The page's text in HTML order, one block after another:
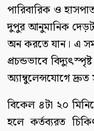
পারিবারিক ও
দুপুর আনুমানিক
অন করতে যান। এ
প্রচন্ডভাবে
অ্যাম্বুলেন্সযোগে
বিকেল ৪টা ২০
হলে কর্তব্যরত